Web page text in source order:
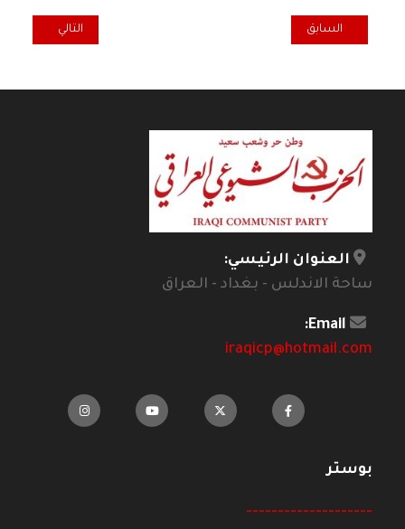
المقال السابق: نقطة ضوء... فساد مبكر!
السابق المقال التالي:
التالي
العنوان الرئيسي:
ساحة الاندلس - بغداد - العراق
Email:
iraqicp@hotmail.com
بوستر
--------------------